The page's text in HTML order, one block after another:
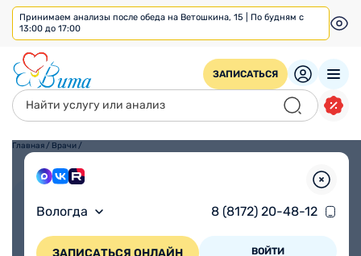
Принимаем анализы после обеда на Ветошкина, 15 | По будням с
13:00 до 17:00
ЗАПИСАТЬСЯ
Вологда 8 (8172) 20-48-12
ЗАПИСАТЬСЯ ОНЛАЙН ВОЙТИ
Главная / Врачи /
Взрослым